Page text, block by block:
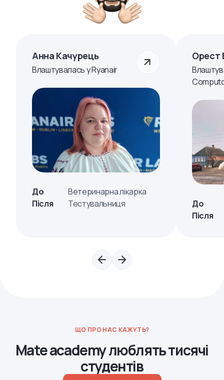
Анна Качурець
Влаштувалась у Ryanair
До
Ветеринарна лікарка
Після
Тестувальниця
Орест
До
Після
ЩО ПРО НАС КАЖУТЬ?
Mate academy люблять тисячі
студентів